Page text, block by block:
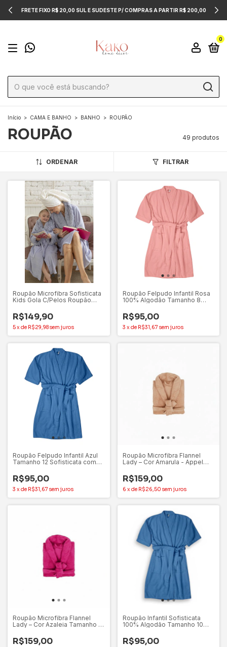
FRETE FIXO R$ 20,00 SUL E SUDESTE P/ COMPRAS A PARTIR R$ 200,00
0
Início > CAMA E BANHO > BANHO > ROUPÃO
ROUPÃO 49 produtos
ORDENAR FILTRAR
Roupão Microfibra Sofisticata
Kids Gola C/Pelos Roupão
R$149,90
5x de R$29,98sem juros
Roupão Felpudo Infantil Rosa
100% Algodão Tamanho 8
R$95,00
3 x de R$31,67 sem juros
Roupão Felpudo Infantil Azul
Tamanho 12 Sofisticata com
R$95,00
3 xde R$31,67 sem juros
Roupão Microfibra Flannel
Lady – Cor Amarula - Appel
R$159,00
6 xde R$26,50 sem juros
Roupão Microfibra Flannel
Lady – Cor Azaleia Tamanho G
R$159,00
Roupão Infantil Sofisticata
100% Algodão Tamanho 10
R$95,00